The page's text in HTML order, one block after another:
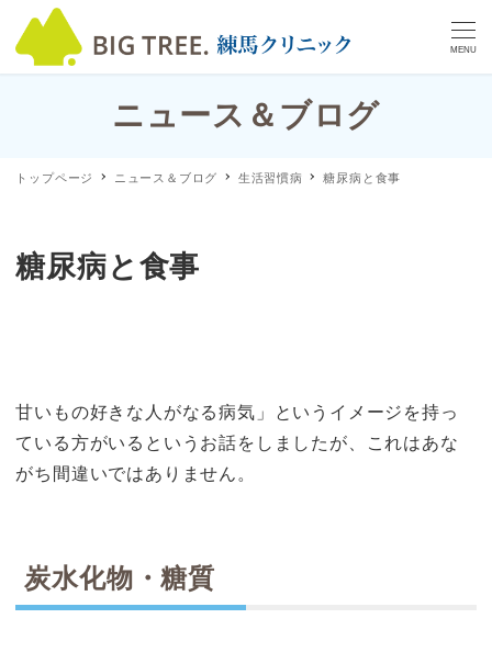
MENU
ニュース＆ブログ
トップページ ニュース＆ブログ 生活習慣病 糖尿病と食事
糖尿病と食事
甘いもの好きな人がなる病気」というイメージを持っ
ている方がいるというお話をしましたが、これはあな
がち間違いではありません。
炭水化物・糖質